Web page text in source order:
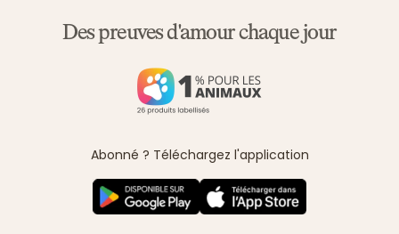
Des preuves d'amour chaque jour
Abonné ? Téléchargez l'application